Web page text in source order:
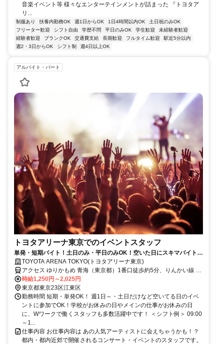
音楽イベント等 様々なエンターテインメントが詰まった 『トヨタア
リ...
制服あり 扶養内勤務OK 週1日からOK 1日4時間以内OK
土日祝のみOK
フリーター歓迎
シフト自由 学歴不問 平日のみOK 学生歓迎
未経験者歓迎
経験者歓迎
ブランクOK 交通費支給 長期歓迎 フルタイム歓迎
駅近5分以内
週2・3日からOK
シフト制 週4日以上OK
アルバイト・パート
トヨタアリーナ東京でのイベントスタッフ
単発・短期バイト！土日のみ・平日のみOK！空いた日にスキマバイト！
未経験歓迎！髪色・髪型・ネイルOK
TOYOTA ARENA TOKYO(トヨタアリーナ東京)
アクセス ゆりかもめ 青海（東京都）1番口徒歩約5分、りんかい線 東
京テレポートA口徒歩約6分、ゆりかもめ お台場海浜公園2番口徒歩約
11分 「青海駅」徒歩5分、「東京テレポート」徒歩6分、「お台場海
浜公園駅」徒歩11分
時給1,250円～2,025円
東京都東京23区江東区
勤務時間 短期・単発OK！ 週1日～・土日だけなど空いてる日のイベ
ントに参加でOK！学校がお休みの日やメインの仕事がお休みの日
に、Wワークで働くスタッフも多数活躍中です！ ＜シフト例＞ 09:00
～1...
仕事内容 お仕事内容は あの人気アーティストに会えちゃうかも！？
都内・都内近郊で開催されるコンサート・イベントのスタッフです。